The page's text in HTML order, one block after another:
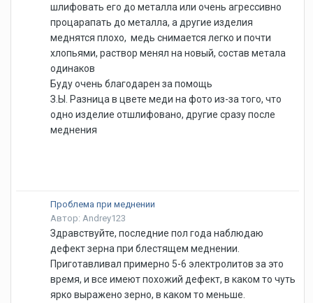
шлифовать его до металла или очень агрессивно
процарапать до металла, а другие изделия
меднятся плохо, медь снимается легко и почти
хлопьями, раствор менял на новый, состав метала
одинаков
Буду очень благодарен за помощь
З.Ы. Разница в цвете меди на фото из-за того, что
одно изделие отшлифовано, другие сразу после
меднения
Проблема при меднении
Автор: Andrey123
Здравствуйте, последние пол года наблюдаю
дефект зерна при блестящем меднении.
Приготавливал примерно 5-6 электролитов за это
время, и все имеют похожий дефект, в каком то чуть
ярко выражено зерно, в каком то меньше.